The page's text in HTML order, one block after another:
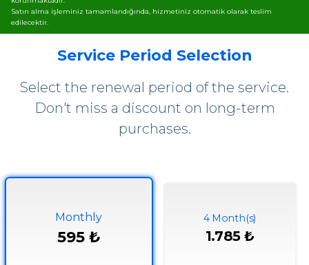
Satın alma işleminiz tamamlandığında, hizmetiniz otomatik olarak teslim
edilecektir.
Service Period Selection
Select the renewal period of the service.
Don't miss a discount on long-term
purchases.
Monthly
595 ₺
4 Month(s)
1.785 ₺